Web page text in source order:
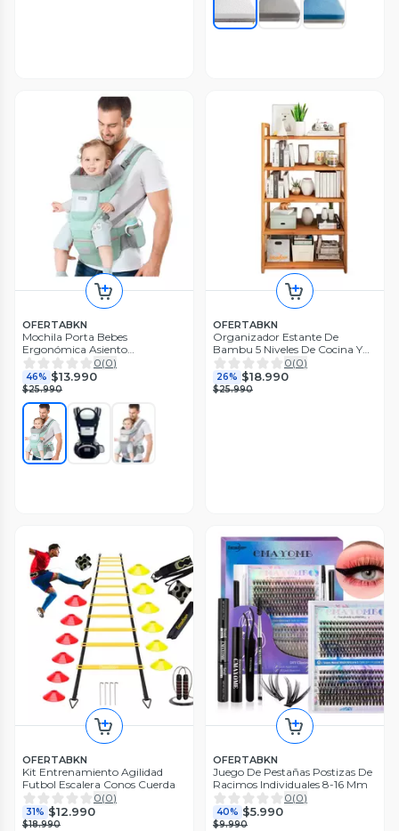
OFERTABKN
Mochila Porta Bebes
Ergonómica Asiento
Multifuncional 6 En 1
0(0)
46% $13.990
$25.990
OFERTABKN
Organizador Estante De
Bambu 5 Niveles De Cocina Y
Baño
0(0)
26% $18.990
$25.990
OFERTABKN
Kit Entrenamiento Agilidad
Futbol Escalera Conos Cuerda
0(0)
31% $12.990
$18.990
OFERTABKN
Juego De Pestañas Postizas De
Racimos Individuales 8-16 Mm
0(0)
40% $5.990
$9.990